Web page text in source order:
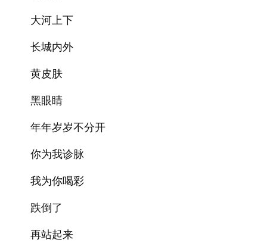
大河上下
长城内外
黄皮肤
黑眼睛
年年岁岁不分开
你为我诊脉
我为你喝彩
跌倒了
再站起来